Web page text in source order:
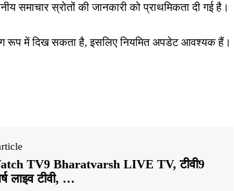
समाचार स्रोतों की जानकारी को प्राथमिकता दी गई है।
रूप में दिख सकता है, इसलिए नियमित अपडेट आवश्यक हैं।
TV9 Bharatvarsh LIVE TV, टीवी9
लाइव टीवी, …